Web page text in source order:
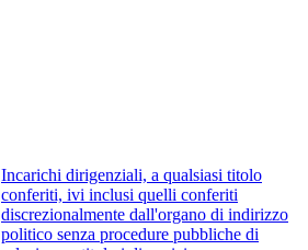
Incarichi dirigenziali, a qualsiasi titolo
conferiti, ivi inclusi quelli conferiti
discrezionalmente dall'organo di indirizzo
politico senza procedure pubbliche di